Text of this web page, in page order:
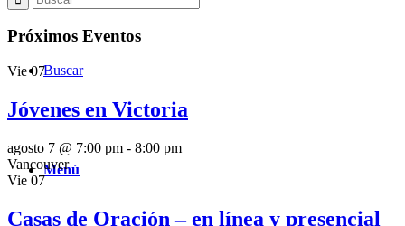
Buscar
Menú
Próximos Eventos
Vie07
Jóvenes en Victoria
agosto 7 @ 7:00 pm - 8:00 pm
Vancouver
Vie 07
Casas de Oración – en línea y presencial